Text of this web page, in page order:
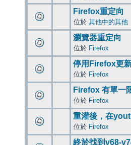
Firefox重定向
位於 其他中的其他
瀏覽器重定向
位於 Firefox
停用Firefox更
位於 Firefox
Firefox 有單一
位於 Firefox
重灌後，在
位於 Firefox
終於找到v68-